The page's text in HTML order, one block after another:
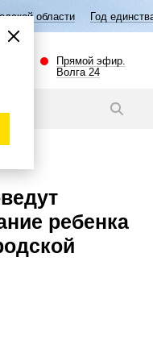
Год единства народов
Прямой эфир.
Волга 24
ребенка